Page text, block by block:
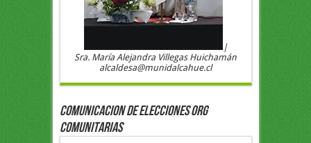
|
Sra. María Alejandra Villegas Huichamán
alcaldesa@munidalcahue.cl
COMUNICACION DE ELECCIONES ORG
COMUNITARIAS